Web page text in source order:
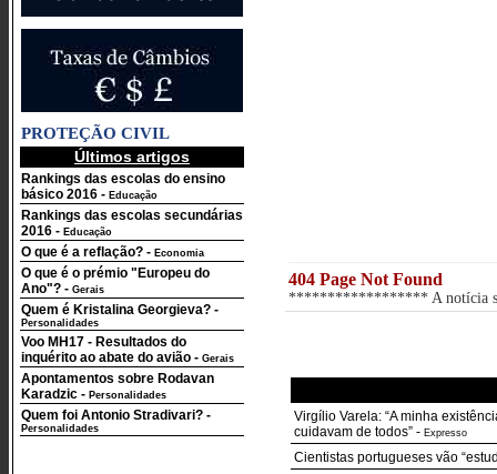
PROTEÇÃO CIVIL
Últimos artigos
Rankings das escolas do ensino
básico 2016 - Educação
Rankings das escolas secundárias
2016 - Educação
O que é a reflação? - Economia
O que é o prémio "Europeu do
Ano"? - Gerais
Quem é Kristalina Georgieva? -
Personalidades
Voo MH17 - Resultados do
inquérito ao abate do avião - Gerais
Apontamentos sobre Rodavan
Karadzic - Personalidades
Quem foi Antonio Stradivari? -
Personalidades
404 Page Not Found
****************** A notícia
Virgílio Varela: “A minha
cuidavam de todos” - Expresso
Cientistas portugueses vão